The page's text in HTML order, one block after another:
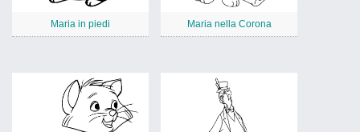
Maria in piedi Maria nella Corona